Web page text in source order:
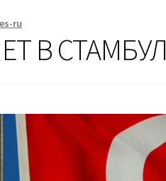
ru
В СТАМБУЛ